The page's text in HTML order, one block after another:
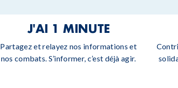
J'AI 1 MINUTE
Partagez et relayez nos informations et
nos combats. S’informer, c’est déjà agir.